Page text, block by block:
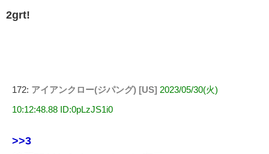
2grt!
172: アイアンクロー(ジパング) [US] 2023/05/30(火)
10:12:48.88 ID:0pLzJS1i0
>>3